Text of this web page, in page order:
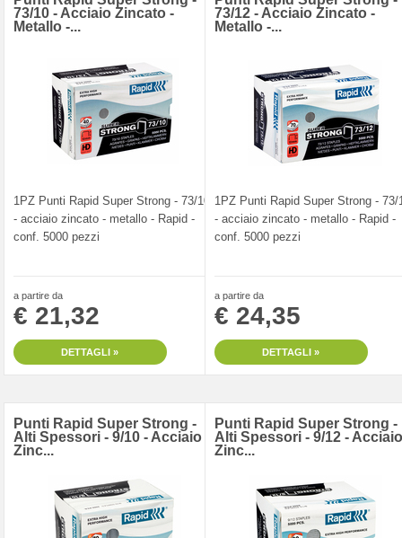
73/10 - Acciaio Zincato -
Metallo -...
1PZ Punti Rapid Super Strong - 73/10
- acciaio zincato - metallo - Rapid -
conf. 5000 pezzi
a partire da
€ 21,32
DETTAGLI »
73/12 - Acciaio Zincato -
Metallo -...
1PZ Punti Rapid Super Strong - 73/
- acciaio zincato - metallo - Rapid -
conf. 5000 pezzi
a partire da
€ 24,35
DETTAGLI »
Punti Rapid Super Strong -
Alti Spessori - 9/10 - Acciaio
Zinc...
Punti Rapid Super Strong -
Alti Spessori - 9/12 - Acciaio
Zinc...